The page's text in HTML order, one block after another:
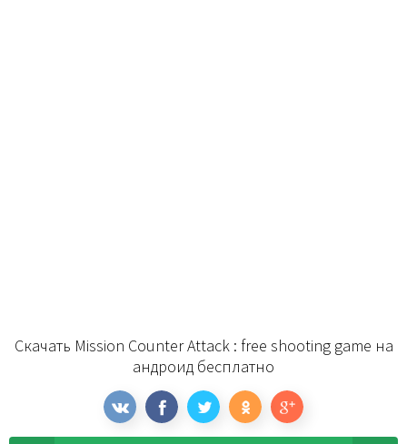
Скачать Mission Counter Attack : free shooting game на
андроид бесплатно